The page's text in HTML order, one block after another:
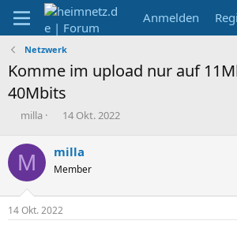
Anmelden
Netzwerk
Komme im upload nur auf
40Mbits
E
s
t
e
l
l
e
milla
E
t
e
l
t
14 Okt. 2022
M milla
Member
14 Okt. 2022